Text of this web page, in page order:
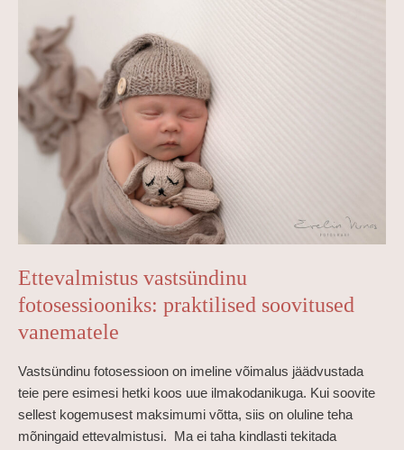
Ettevalmistus vastsündinu
fotosessiooniks: praktilised soovitused
vanematele
Vastsündinu fotosessioon on imeline võimalus jäädvustada
teie pere esimesi hetki koos uue ilmakodanikuga. Kui soovite
sellest kogemusest maksimumi võtta, siis on oluline teha
mõningaid ettevalmistusi. Ma ei taha kindlasti tekitada
vastsündinu
fotosessiooniks:
praktilised
soovitused
vanematele